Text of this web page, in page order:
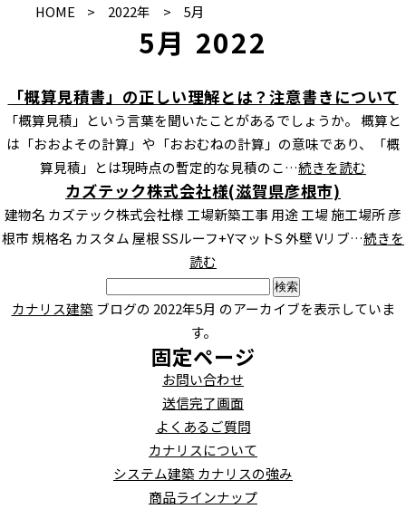
HOME 2022年 5月
5月 2022
「概算見積書」の正しい理解とは？注意書きについて
「概算見積」という言葉を聞いたことがあるでしょうか。 概算と
は「おおよその計算」や「おおむねの計算」の意味であり、「概
算見積」とは現時点の暫定的な見積のこ…続きを読む
カズテック株式会社様(滋賀県彦根市)
建物名 カズテック株式会社様 工場新築工事 用途 工場 施工場所 彦
根市 規格名 カスタム 屋根 SSルーフ+YマットS 外壁 Vリブ…続きを
読む
検
索:
カナリス建築 ブログの 2022年5月 のアーカイブを表示していま
す。
固定ページ
お問い合わせ
送信完了画面
よくあるご質問
カナリスについて
システム建築 カナリスの強み
商品ラインナップ